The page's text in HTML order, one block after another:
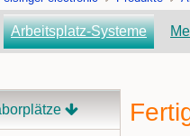
Arbeitsplatz-Systeme